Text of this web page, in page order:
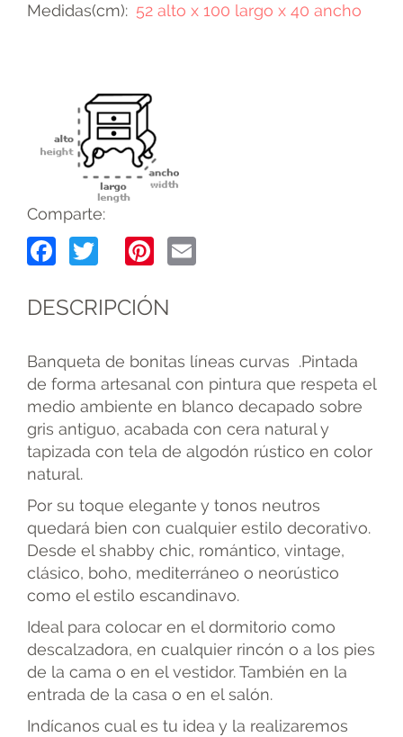
Medidas(cm) 52 alto x 100 largo x 40 ancho
Comparte:
Facebook
TwitterPinterest
DESCRIPCIÓN
Banqueta de bonitas líneas curvas .Pintada
de forma artesanal con pintura que respeta el
medio ambiente en blanco decapado sobre
gris antiguo, acabada con cera natural y
tapizada con tela de algodón rústico en color
natural.
Por su toque elegante y tonos neutros
quedará bien con cualquier estilo decorativo.
Desde el shabby chic, romántico, vintage,
clásico, boho, mediterráneo o neorústico
como el estilo escandinavo.
Ideal para colocar en el dormitorio como
descalzadora, en cualquier rincón o a los pies
de la cama o en el vestidor. También en la
entrada de la casa o en el salón.
Indícanos cual es tu idea y la realizaremos